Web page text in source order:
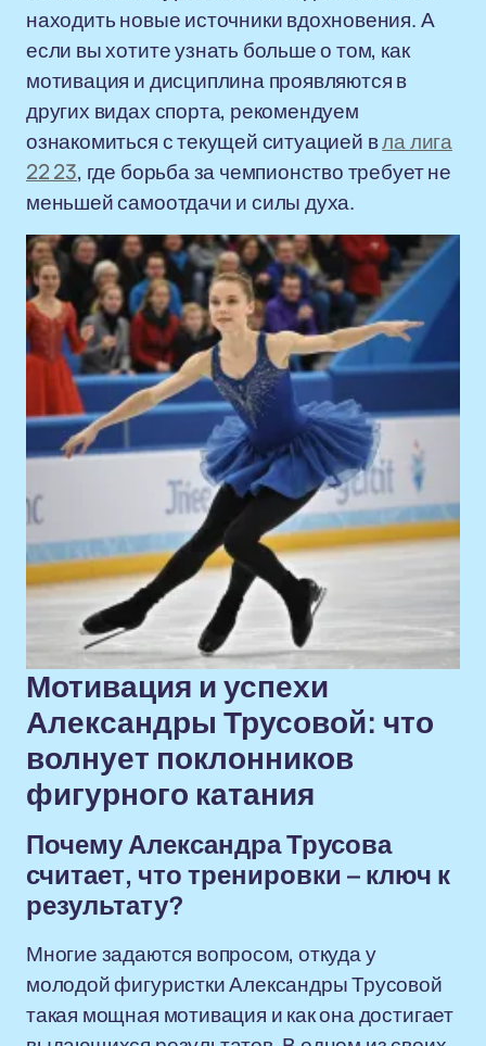
находить новые источники вдохновения. А
если вы хотите узнать больше о том, как
мотивация и дисциплина проявляются в
других видах спорта, рекомендуем
ознакомиться с текущей ситуацией вла лига
22 23, где борьба за чемпионство требует не
меньшей самоотдачи и силы духа.
Мотивация и успехи
Александры Трусовой: что
волнует поклонников
фигурного катания
Почему Александра Трусова
считает, что тренировки – ключ к
результату?
Многие задаются вопросом, откуда у
молодой фигуристки Александры Трусовой
такая мощная мотивация и как она достигает